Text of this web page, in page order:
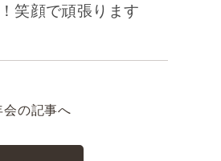
笑顔で頑張ります
会の記事へ